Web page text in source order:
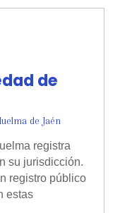
de
de Jaén
registra
su jurisdicción.
registro público
estas